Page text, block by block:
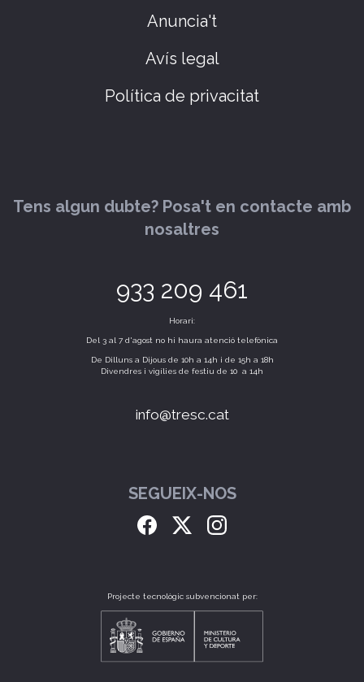
Anuncia't
Avís legal
Política de privacitat
Tens algun dubte? Posa't en contacte amb
nosaltres
933 209 461
Horari:
Del 3 al 7 d'agost no hi haura atenció telefònica
De Dilluns a Dijous de 10h a 14h i de 15h a 18h
Divendres i vigílies de festiu de 10 a 14h
info@tresc.cat
SEGUEIX-NOS
Projecte tecnològic subvencionat per: